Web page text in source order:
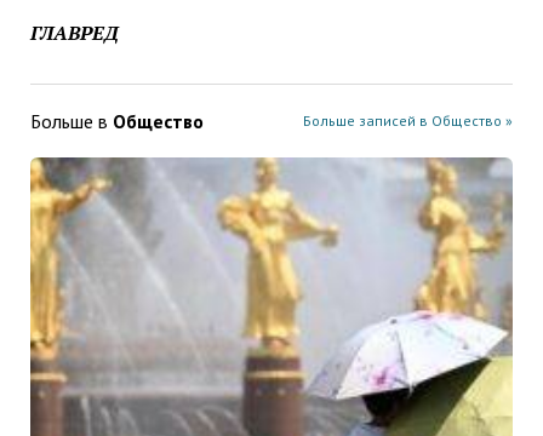
ГЛАВРЕД
Больше в Общество Больше записей в Общество »